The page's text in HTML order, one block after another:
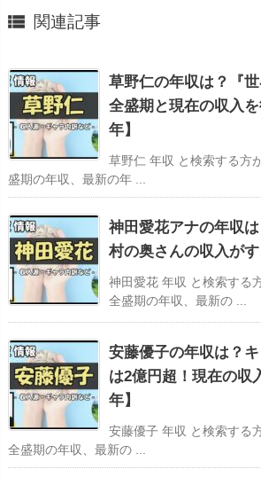
 関連記事
草野仁の年収は？『世
全盛期と現在の収入
年】
草野仁 年収 と検索する方
盛期の年収、最新の年 ...
神田愛花アナの年収
村の奥さんの収入がす
神田愛花 年収 と検索する
全盛期の年収、最新の ...
安藤優子の年収は？
は2億円超！現在の収
年】
安藤優子 年収 と検索する
全盛期の年収、最新の ...